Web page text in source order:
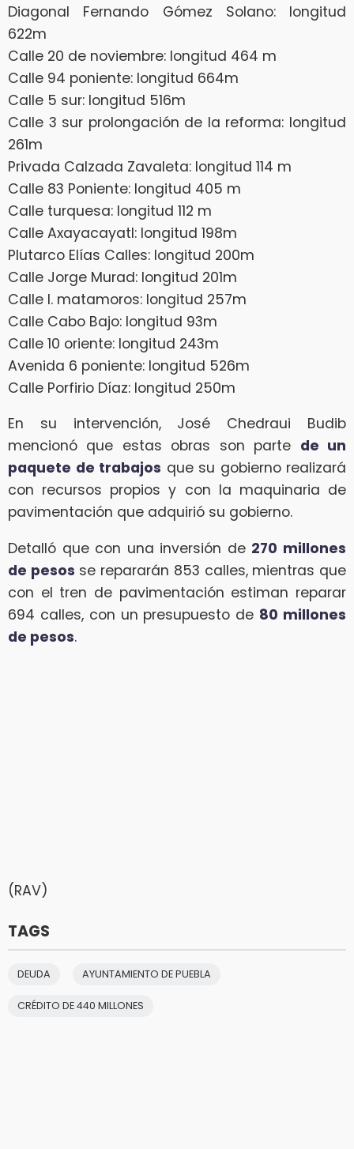
Diagonal Fernando Gómez Solano: longitud
622m
Calle 20 de noviembre: longitud 464 m
Calle 94 poniente: longitud 664m
Calle 5 sur: longitud 516m
Calle 3 sur prolongación de la reforma: longitud
261m
Privada Calzada Zavaleta: longitud 114 m
Calle 83 Poniente: longitud 405 m
Calle turquesa: longitud 112 m
Calle Axayacayatl: longitud 198m
Plutarco Elías Calles: longitud 200m
Calle Jorge Murad: longitud 201m
Calle I. matamoros: longitud 257m
Calle Cabo Bajo: longitud 93m
Calle 10 oriente: longitud 243m
Avenida 6 poniente: longitud 526m
Calle Porfirio Díaz: longitud 250m
En su intervención, José Chedraui Budib
mencionó que estas obras son parte de un
paquete de trabajos que su gobierno realizará
con recursos propios y con la maquinaria de
pavimentación que adquirió su gobierno.
Detalló que con una inversión de 270 millones
de pesos se repararán 853 calles, mientras que
con el tren de pavimentación estiman reparar
694 calles, con un presupuesto de 80 millones
de pesos.
(RAV)
TAGS
DEUDA AYUNTAMIENTO DE PUEBLA
CRÉDITO DE 440 MILLONES